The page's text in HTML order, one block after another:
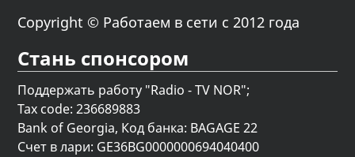
Copyright © Работаем в сети с 2012 года
Стань спонсором
Поддержать работу "Radio - TV NOR";
Tax code: 236689883
Bank of Georgia, Код банка: BAGAGE 22
Счет в лари: GE36BG0000000694040400